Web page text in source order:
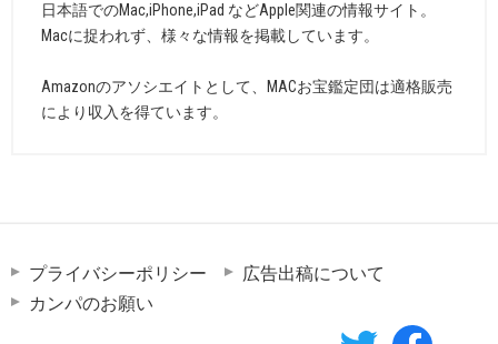
日本語でのMac,iPhone,iPad などApple関連の情報サイト。
Macに捉われず、様々な情報を掲載しています。
Amazonのアソシエイトとして、MACお宝鑑定団は適格販売
により収入を得ています。
プライバシーポリシー
広告出稿について
カンパのお願い